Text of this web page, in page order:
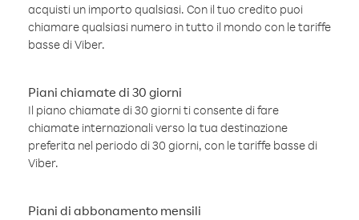
acquisti un importo qualsiasi. Con il tuo credito puoi
chiamare qualsiasi numero in tutto il mondo con le tariffe
basse di Viber.
Piani chiamate di 30 giorni
Il piano chiamate di 30 giorni ti consente di fare
chiamate internazionali verso la tua destinazione
preferita nel periodo di 30 giorni, con le tariffe basse di
Viber.
Piani di abbonamento mensili